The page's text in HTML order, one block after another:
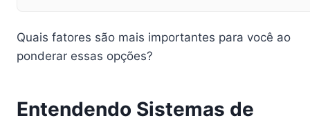
Quais fatores são mais importantes para você ao
ponderar essas opções?
Entendendo Sistemas de